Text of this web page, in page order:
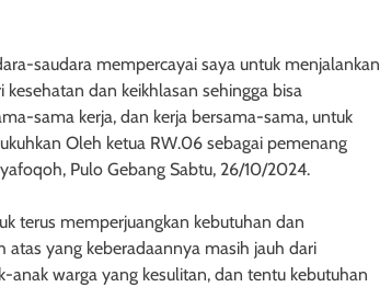
saudara mempercayai saya untuk menjalankan
dan keikhlasan sehingga bisa
sama kerja, dan kerja bersama-sama, untuk
Oleh ketua RW.06 sebagai pemenang
Pulo Gebang Sabtu, 26/10/2024.
terus memperjuangkan kebutuhan dan
yang keberadaannya masih jauh dari
anak warga yang kesulitan, dan tentu kebutuhan